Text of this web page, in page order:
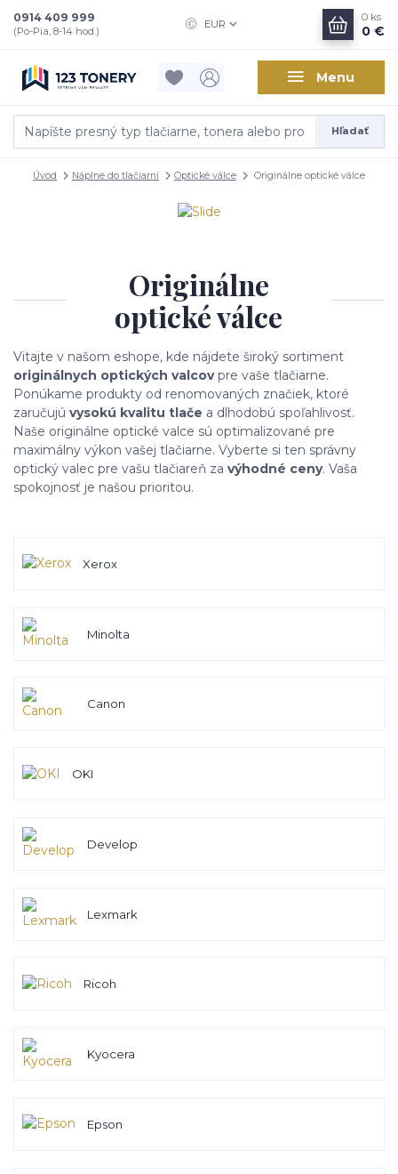
Menu
EUR
Hľadať
0914 409 999
(Po-Pia, 8-14 hod.)
0 ks
0 €
Úvod Náplne do tlačiarní Optické válce Originálne optické válce
Originálne
optické válce
Vitajte v našom eshope, kde nájdete široký sortiment
originálnych optických valcovpre vaše tlačiarne.
Ponúkame produkty od renomovaných značiek, ktoré
zaručujú vysokú kvalitu tlače a dlhodobú spoľahlivosť.
Naše originálne optické valce sú optimalizované pre
maximálny výkon vašej tlačiarne. Vyberte si ten správny
optický valec pre vašu tlačiareň za výhodné ceny. Vaša
spokojnosť je našou prioritou.
Xerox
Minolta
Canon
OKI
Develop
Lexmark
Ricoh
Kyocera
Epson